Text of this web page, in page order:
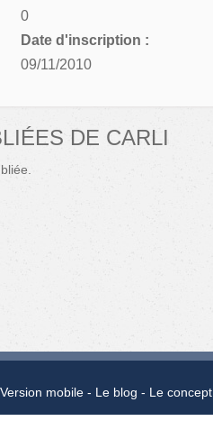
0
Date d'inscription :
09/11/2010
DE CARLI
Version mobile Le blog Le concept